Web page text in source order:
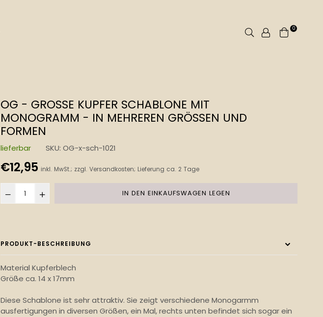
Suchen 0
OG - GROSSE KUPFER SCHABLONE MIT M
ONOGRAMM - IN MEHREREN GRÖSSEN UND FO
RMEN
lieferbar SKU:OG-x-sch-1021
Normaler
€12,95 inkl. MwSt.; zzgl. Versandkosten; Lieferung ca. 2 Tage
IN DEN EINKAUFSWAGEN LEGEN
PRODUKT-BESCHREIBUNG
Material Kupferblech
Größe ca. 14 x 17mm
Diese Schablone ist sehr attraktiv. Sie zeigt verschiedene Monogarmm
ausfertigungen in diversen Größen, ein Mal, rechts unten befindet sich sogar ein